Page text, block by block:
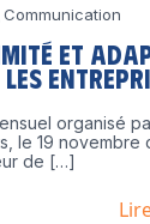
Communication
et
organisé
le 19 novembre
de […]